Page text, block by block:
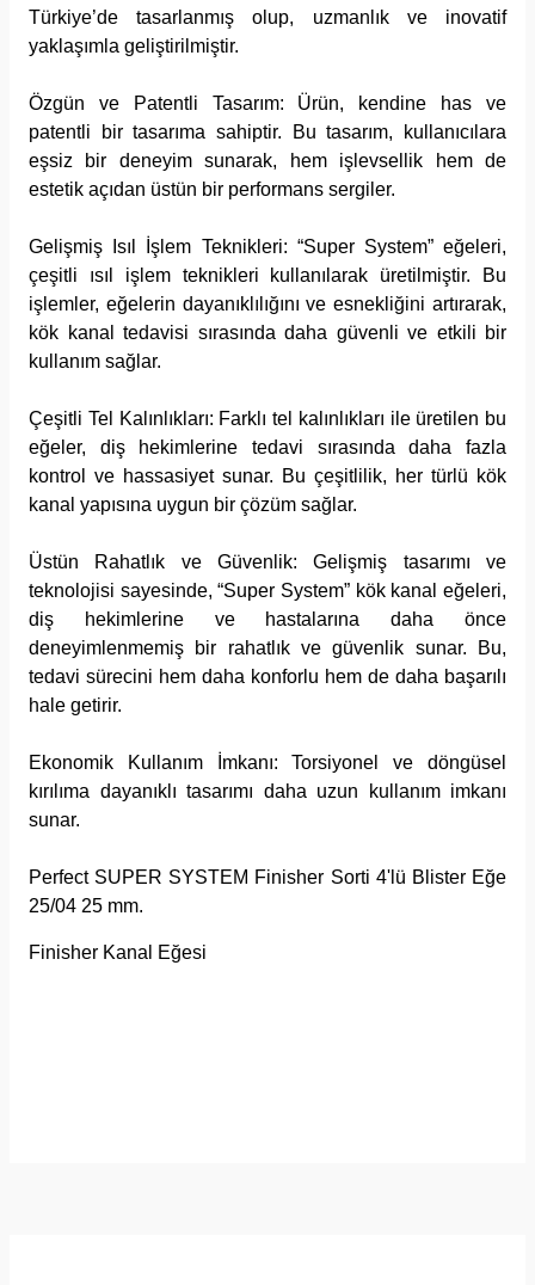
Türkiye’de tasarlanmış olup, uzmanlık ve inovatif
yaklaşımla geliştirilmiştir.
Özgün ve Patentli Tasarım: Ürün, kendine has ve
patentli bir tasarıma sahiptir. Bu tasarım, kullanıcılara
eşsiz bir deneyim sunarak, hem işlevsellik hem de
estetik açıdan üstün bir performans sergiler.
Gelişmiş Isıl İşlem Teknikleri: “Super System” eğeleri,
çeşitli ısıl işlem teknikleri kullanılarak üretilmiştir. Bu
işlemler, eğelerin dayanıklılığını ve esnekliğini artırarak,
kök kanal tedavisi sırasında daha güvenli ve etkili bir
kullanım sağlar.
Çeşitli Tel Kalınlıkları: Farklı tel kalınlıkları ile üretilen bu
eğeler, diş hekimlerine tedavi sırasında daha fazla
kontrol ve hassasiyet sunar. Bu çeşitlilik, her türlü kök
kanal yapısına uygun bir çözüm sağlar.
Üstün Rahatlık ve Güvenlik: Gelişmiş tasarımı ve
teknolojisi sayesinde, “Super System” kök kanal eğeleri,
diş hekimlerine ve hastalarına daha önce
deneyimlenmemiş bir rahatlık ve güvenlik sunar. Bu,
tedavi sürecini hem daha konforlu hem de daha başarılı
hale getirir.
Ekonomik Kullanım İmkanı:Torsiyonel ve döngüsel
kırılıma dayanıklı tasarımı daha uzun kullanım imkanı
sunar.
Perfect SUPER SYSTEM Finisher Sorti 4'lü Blister Eğe
25/04 25 mm.
Finisher Kanal Eğesi